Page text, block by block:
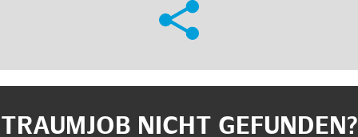
TRAUMJOB NICHT GEFUNDEN?